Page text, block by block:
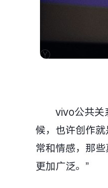
vivo公共关
候，也许创作
常和情感，那
更加广泛。”